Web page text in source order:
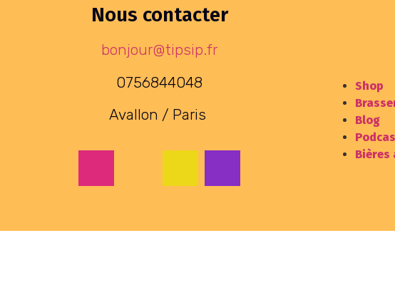
Nous contacter
bonjour@tipsip.fr
0756844048
Avallon / Paris
Shop
Blog
Bières